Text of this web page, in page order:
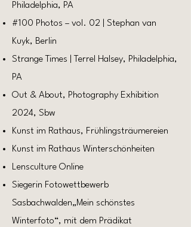
Philadelphia, PA
#100 Photos – vol. 02 | Stephan van
Kuyk, Berlin
Strange Times | Terrel Halsey, Philadelphia,
PA
Out & About, Photography Exhibition
2024, Sbw
Kunst im Rathaus, Frühlingsträumereien
Kunst im Rathaus Winterschönheiten
Lensculture Online
Siegerin Fotowettbewerb
Sasbachwalden„Mein schönstes
Winterfoto“, mit dem Prädikat